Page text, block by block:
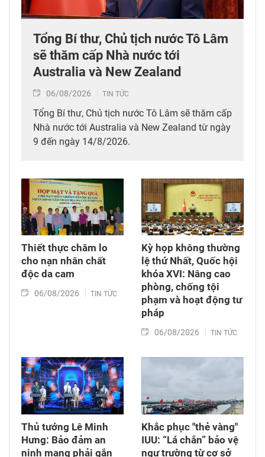
Tổng Bí thư, Chủ tịch nước Tô Lâm
sẽ thăm cấp Nhà nước tới
Australia và New Zealand
06/08/2026 TIN TỨC
Tổng Bí thư, Chủ tịch nước Tô Lâm sẽ thăm cấp
Nhà nước tới Australia và New Zealand từ ngày
9 đến ngày 14/8/2026.
Thiết thực chăm lo
cho nạn nhân chất
độc da cam
06/08/2026 TIN TỨC
Kỳ họp không thường
lệ thứ Nhất, Quốc hội
khóa XVI: Nâng cao
phòng, chống tội
phạm và hoạt động tư
pháp
06/08/2026 TIN TỨC
Thủ tướng Lê Minh
Hưng: Bảo đảm an
ninh mạng phải gắn
Khắc phục "thẻ vàng"
IUU: “Lá chắn” bảo vệ
ngư trường từ cơ sở